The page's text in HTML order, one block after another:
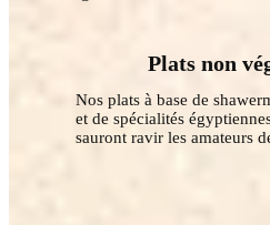
Plats non
Nos plats à base de
et de spécialités
sauront ravir les amateurs